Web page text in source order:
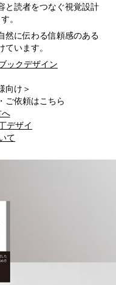
と読者をつなぐ視覚設計
。
然に伝わる信頼感のある
ています。
ックデザイン
向け＞
ご依頼はこちら
へ
デザイ
て